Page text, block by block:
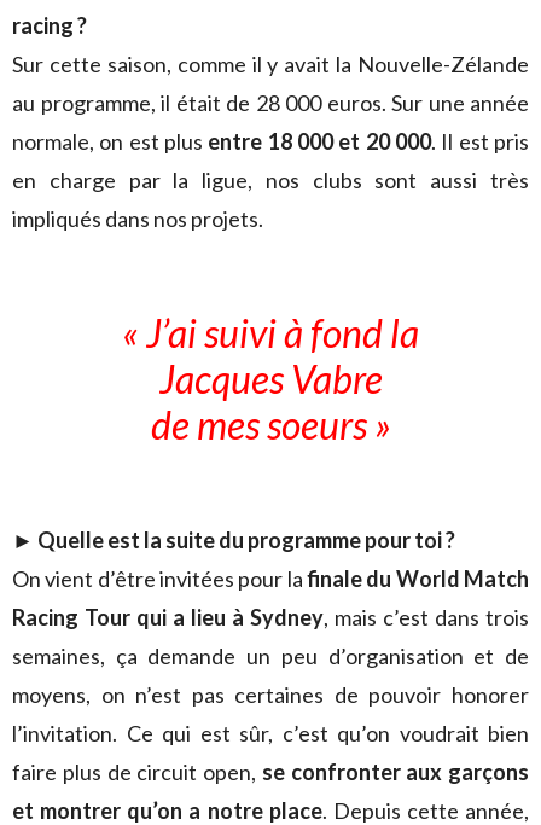
racing ?
Sur cette saison, comme il y avait la Nouvelle-Zélande
au programme, il était de 28 000 euros. Sur une année
normale, on est plus entre 18 000 et 20 000. Il est pris
en charge par la ligue, nos clubs sont aussi très
impliqués dans nos projets.
« J’ai suivi à fond la
Jacques Vabre
de mes soeurs »
► Quelle est la suite du programme pour toi ?
On vient d’être invitées pour lafinale du World Match
Racing Tour qui a lieu à Sydney, mais c’est dans trois
semaines, ça demande un peu d’organisation et de
moyens, on n’est pas certaines de pouvoir honorer
l’invitation. Ce qui est sûr, c’est qu’on voudrait bien
faire plus de circuit open, se confronter aux garçons
et montrer qu’on a notre place. Depuis cette année,